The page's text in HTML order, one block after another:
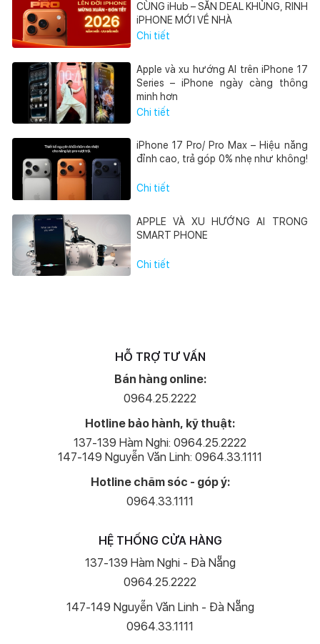
CÙNG iHub – SĂN DEAL KHỦNG, RINH
iPHONE MỚI VỀ NHÀ
Chi tiết
Apple và xu hướng AI trên iPhone 17
Series – iPhone ngày càng thông
minh hơn
Chi tiết
iPhone 17 Pro/ Pro Max – Hiệu năng
đỉnh cao, trả góp 0% nhẹ như không!
Chi tiết
APPLE VÀ XU HƯỚNG AI TRONG
SMART PHONE
Chi tiết
HỖ TRỢ TƯ VẤN
Bán hàng online:
0964.25.2222
Hotline bảo hành, kỹ thuật:
137-139 Hàm Nghi: 0964.25.2222
147-149 Nguyễn Văn Linh: 0964.33.1111
Hotline chăm sóc - góp ý:
0964.33.1111
HỆ THỐNG CỬA HÀNG
137-139 Hàm Nghi - Đà Nẵng
0964.25.2222
147-149 Nguyễn Văn Linh - Đà Nẵng
0964.33.1111